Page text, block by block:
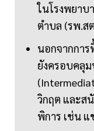
ในโรงพยาบ
ตำบล (รพ.ส
นอกจากกา
ยังครอบคลุ
วิกฤต และส
พิการ เช่น แ